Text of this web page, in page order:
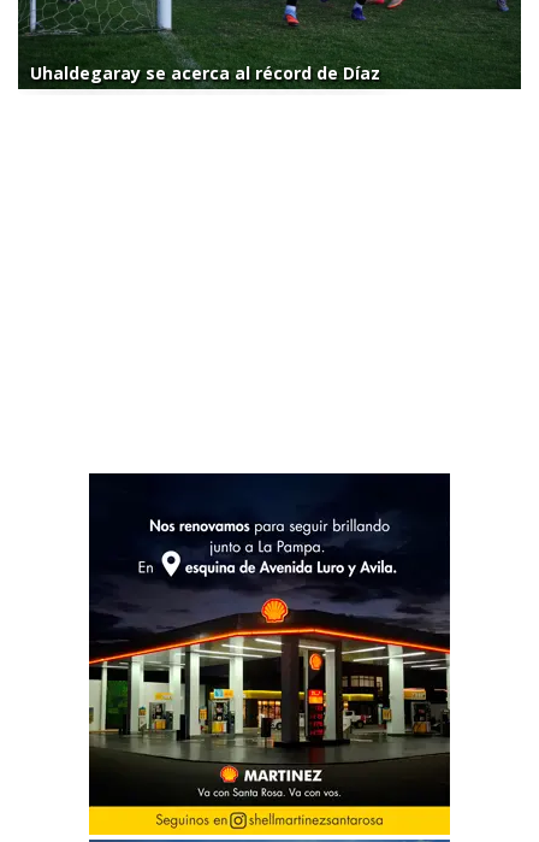
Uhaldegaray se acerca al récord de Díaz